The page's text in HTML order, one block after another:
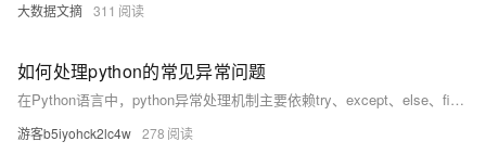
大数据文摘 311
如何处理python的常见异常问题
在Python语言中，python异常处理机制主要依赖try、except、else、finally和raise五个关键字。本篇文章将为大家详细讲解一下如何处理python的常见异常问题。
游客b5iyohck2lc4w 278